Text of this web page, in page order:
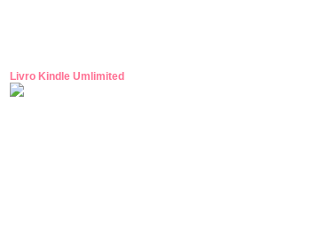
Livro Kindle Umlimited